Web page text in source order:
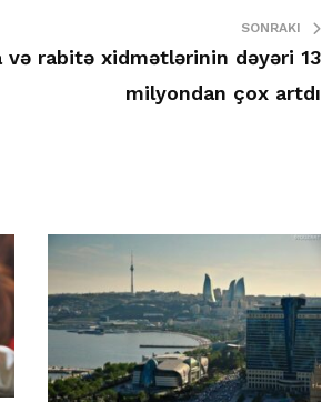
SONRAKI
və rabitə xidmətlərinin dəyəri 13
milyondan çox artdı